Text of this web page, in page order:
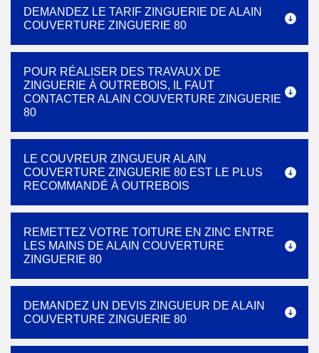
DEMANDEZ LE TARIF ZINGUERIE DE ALAIN
COUVERTURE ZINGUERIE 80
POUR RÉALISER DES TRAVAUX DE
ZINGUERIE À OUTREBOIS, IL FAUT
CONTACTER ALAIN COUVERTURE ZINGUERIE
80
LE COUVREUR ZINGUEUR ALAIN
COUVERTURE ZINGUERIE 80 EST LE PLUS
RECOMMANDÉ À OUTREBOIS
REMETTEZ VOTRE TOITURE EN ZINC ENTRE
LES MAINS DE ALAIN COUVERTURE
ZINGUERIE 80
DEMANDEZ UN DEVIS ZINGUEUR DE ALAIN
COUVERTURE ZINGUERIE 80